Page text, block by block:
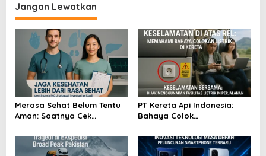
g
a
o
s
Jangan Lewatkan
Merasa Sehat Belum Tentu
Aman: Saatnya Cek
PT Kereta Api Indonesia:
Bahaya Colok